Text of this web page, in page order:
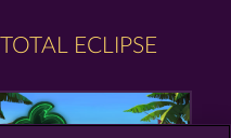
ECLIPSE